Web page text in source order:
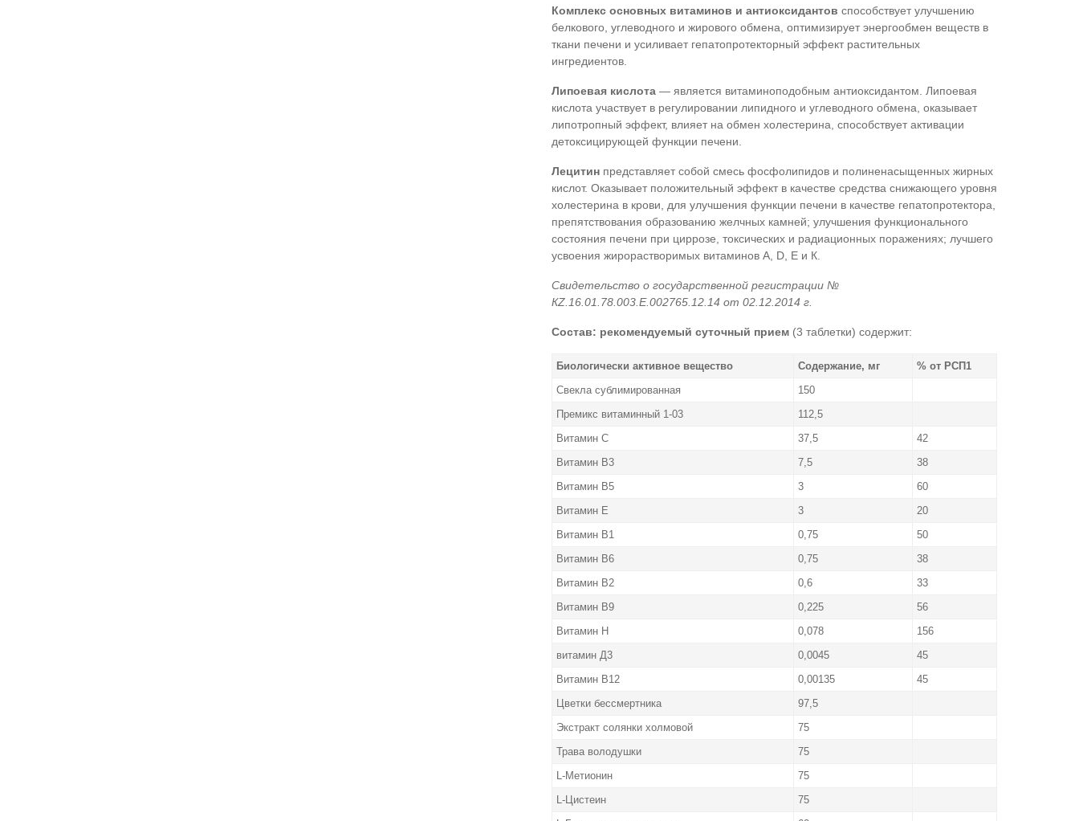
Комплекс основных витаминов и антиоксидантов способствует улучшению
белкового, углеводного и жирового обмена, оптимизирует энергообмен веществ в
ткани печени и усиливает гепатопротекторный эффект растительных
ингредиентов.
Липоевая кислота — является витаминоподобным антиоксидантом. Липоевая
кислота участвует в регулировании липидного и углеводного обмена, оказывает
липотропный эффект, влияет на обмен холестерина, способствует активации
детоксицирующей функции печени.
Лецитин представляет собой смесь фосфолипидов и полиненасыщенных жирных
кислот. Оказывает положительный эффект в качестве средства снижающего уровня
холестерина в крови, для улучшения функции печени в качестве гепатопротектора,
препятствования образованию желчных камней; улучшения функционального
состояния печени при циррозе, токсических и радиационных поражениях; лучшего
усвоения жирорастворимых витаминов А, D, Е и К.
Свидетельство о государственной регистрации №
КZ.16.01.78.003.Е.002765.12.14 от 02.12.2014 г.
Состав: рекомендуемый суточный прием (3 таблетки) содержит:
Биологически активное вещество Содержание, мг
% от РСП1
Свекла сублимированная
150
Премикс витаминный 1-03
112,5
Витамин С
37,5
42
Витамин В3
7,5
38
Витамин В5
3
60
Витамин Е
3
20
Витамин В1
0,75
50
Витамин В6
0,75
38
Витамин В2
0,6
33
Витамин В9
0,225
56
Витамин Н
0,078
156
витамин Д3
0,0045
45
Витамин В12
0,00135
45
Цветки бессмертника
97,5
Экстракт солянки холмовой
75
Трава володушки
75
L-Метионин
75
L-Цистеин
75